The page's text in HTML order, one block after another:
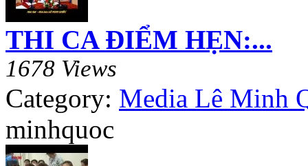
THI CA ĐIỂM HẸN:...
1678 Views
Category: Media Lê Minh
minhquoc